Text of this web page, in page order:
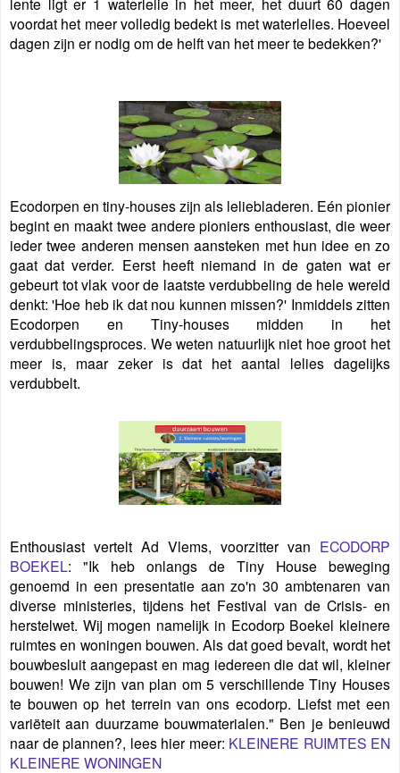
voordat het meer volledig bedekt is met waterlelies. Hoeveel
dagen zijn er nodig om de helft van het meer te bedekken?'
Ecodorpen en tiny-houses zijn als leliebladeren. Eén pionier
begint en maakt twee andere pioniers enthousiast, die weer
ieder twee anderen mensen aansteken met hun idee en zo
gaat dat verder. Eerst heeft niemand in de gaten wat er
gebeurt tot vlak voor de laatste verdubbeling de hele wereld
denkt: 'Hoe heb ik dat nou kunnen missen?' Inmiddels zitten
Ecodorpen en Tiny-houses midden in het
verdubbelingsproces. We weten natuurlijk niet hoe groot het
meer is, maar zeker is dat het aantal lelies dagelijks
verdubbelt.
Enthousiast vertelt Ad Vlems, voorzitter van ECODORP
BOEKEL: "Ik heb onlangs de Tiny House beweging
genoemd in een presentatie aan zo'n 30 ambtenaren van
diverse ministeries, tijdens het Festival van de Crisis- en
herstelwet. Wij mogen namelijk in Ecodorp Boekel kleinere
ruimtes en woningen bouwen. Als dat goed bevalt, wordt het
bouwbesluit aangepast en mag iedereen die dat wil, kleiner
bouwen! We zijn van plan om 5 verschillende Tiny Houses
te bouwen op het terrein van ons ecodorp. Liefst met een
variëteit aan duurzame bouwmaterialen." Ben je benieuwd
naar de plannen?, lees hier meer: KLEINERE RUIMTES EN
KLEINERE WONINGEN